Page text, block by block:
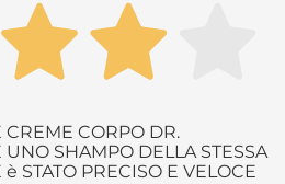
CREME CORPO DR.
UNO SHAMPO DELLA STESSA
STATO PRECISO E VELOCE